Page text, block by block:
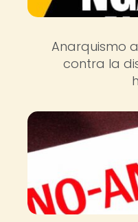
Anarquismo
contra la